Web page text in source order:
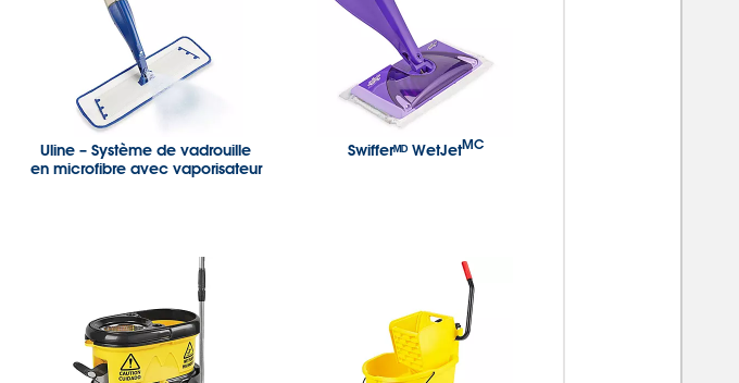
Uline – Système de vadrouille
en microfibre avec vaporisateur
Swifferᴹᴰ WetJetMC